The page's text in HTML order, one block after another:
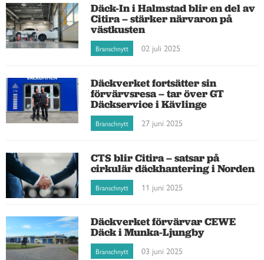
Däck-In i Halmstad blir en del av
Citira – stärker närvaron på
västkusten
Branschnytt 02 juli 2025
Däckverket fortsätter sin
förvärvsresa – tar över GT
Däckservice i Kävlinge
Branschnytt 27 juni 2025
CTS blir Citira – satsar på
cirkulär däckhantering i Norden
Branschnytt 11 juni 2025
Däckverket förvärvar CEWE
Däck i Munka-Ljungby
Branschnytt 03 juni 2025